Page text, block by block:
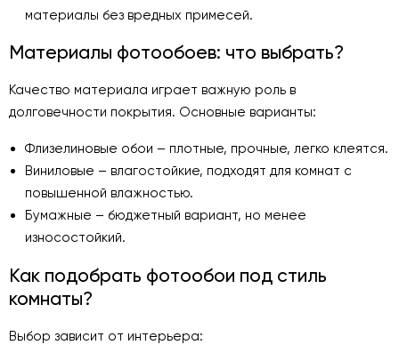
материалы без вредных примесей.
Материалы фотообоев: что выбрать?
Качество материала играет важную роль в
долговечности покрытия. Основные варианты:
Флизелиновые обои – плотные, прочные, легко клеятся.
Виниловые – влагостойкие, подходят для комнат с
повышенной влажностью.
Бумажные – бюджетный вариант, но менее
износостойкий.
Как подобрать фотообои под стиль
комнаты?
Выбор зависит от интерьера: